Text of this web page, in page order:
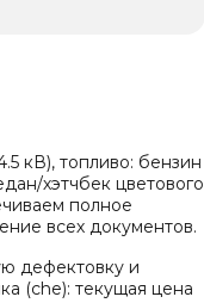
кВ), топливо: бензин
хэтчбек цветового
полное
всех документов.
дефектовку и
(che): текущая цена